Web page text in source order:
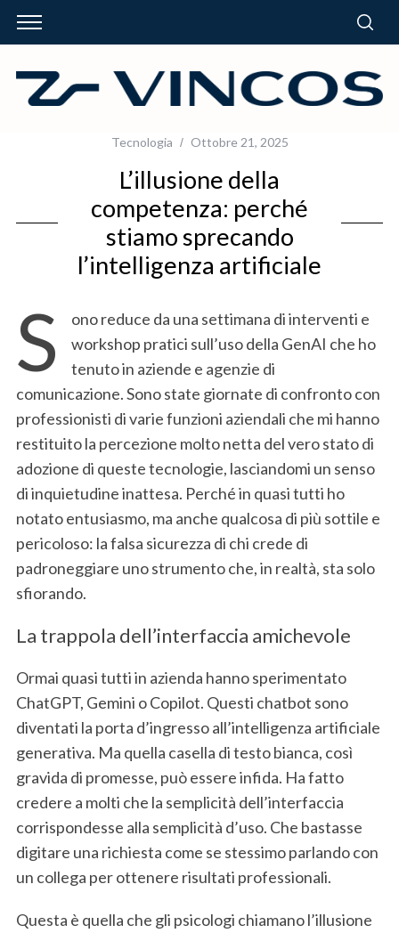
Tecnologia Ottobre 21, 2025
L’illusione della
competenza: perché
stiamo sprecando
l’intelligenza artificiale
S
ono reduce da una settimana di interventi e
workshop pratici sull’uso della GenAI che ho
tenuto in aziende e agenzie di
comunicazione. Sono state giornate di confronto con
professionisti di varie funzioni aziendali che mi hanno
restituito la percezione molto netta del vero stato di
adozione di queste tecnologie, lasciandomi un senso
di inquietudine inattesa. Perché in quasi tutti ho
notato entusiasmo, ma anche qualcosa di più sottile e
pericoloso: la falsa sicurezza di chi crede di
padroneggiare uno strumento che, in realtà, sta solo
sfiorando.
La trappola dell’interfaccia amichevole
Ormai quasi tutti in azienda hanno sperimentato
ChatGPT, Gemini o Copilot. Questi chatbot sono
diventati la porta d’ingresso all’intelligenza artificiale
generativa. Ma quella casella di testo bianca, così
gravida di promesse, può essere infida. Ha fatto
credere a molti che la semplicità dell’interfaccia
corrispondesse alla semplicità d’uso. Che bastasse
digitare una richiesta come se stessimo parlando con
un collega per ottenere risultati professionali.
Questa è quella che gli psicologi chiamano l’illusione